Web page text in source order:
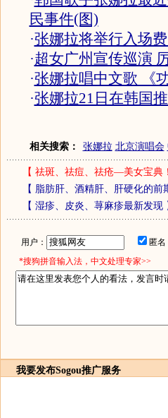
民事件(图)
·张娜拉将举行入场
·超女广州宣传巡演
·张娜拉唱中文歌 《
·张娜拉21日在韩国
相关搜索： 张娜拉 北京演唱会
【 祛斑、祛痘、祛疮—美女宝典！
【 脂肪肝、酒精肝、肝硬化的前
【 湿疹、皮炎、荨麻疹最新发现
用户： 匿
*搜狗拼音输入法，中文处理专家>>
我要发布Sogou推广服务